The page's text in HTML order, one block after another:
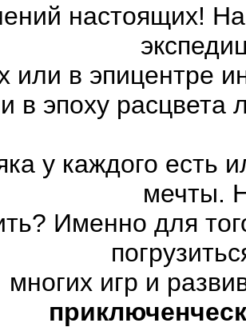
настоящих! На
или в эпицентре
в эпоху
у каждого есть
мечты.
Именно для
многих игр и